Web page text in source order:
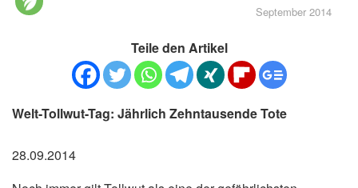
September 2014
Teile den Artikel
Welt-Tollwut-Tag: Jährlich Zehntausende Tote
28.09.2014